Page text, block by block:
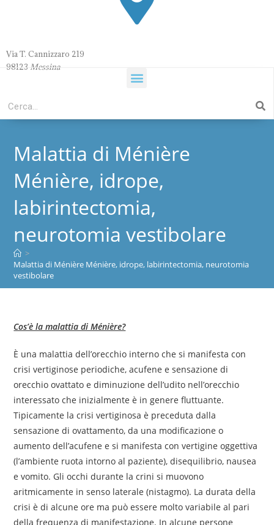
Via T. Cannizzaro 219
98123 Messina
Malattia di Ménière
Ménière, idrope,
labirintectomia,
neurotomia vestibolare
>
Malattia di Ménière Ménière, idrope, labirintectomia, neurotomia
vestibolare
Cos’è la malattia di Ménière?
È una malattia dell’orecchio interno che si manifesta con
crisi vertiginose periodiche, acufene e sensazione di
orecchio ovattato e diminuzione dell’udito nell’orecchio
interessato che inizialmente è in genere fluttuante.
Tipicamente la crisi vertiginosa è preceduta dalla
sensazione di ovattamento, da una modificazione o
aumento dell’acufene e si manifesta con vertigine oggettiva
(l’ambiente ruota intorno al paziente), disequilibrio, nausea
e vomito. Gli occhi durante la crini si muovono
aritmicamente in senso laterale (nistagmo). La durata della
crisi è di alcune ore ma può essere molto variabile al pari
della frequenza di manifestazione. In alcune persone